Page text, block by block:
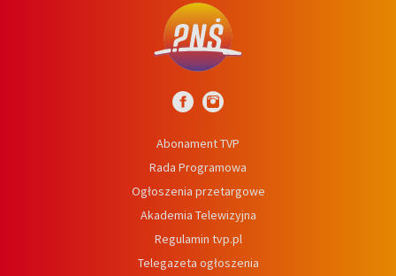
Abonament TVP
Rada Programowa
Ogłoszenia przetargowe
Akademia Telewizyjna
Regulamin tvp.pl
Telegazeta ogłoszenia